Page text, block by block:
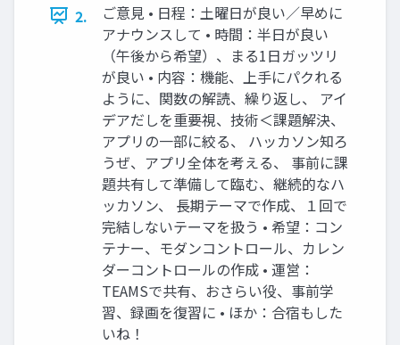
2.
ご意見 • 日程：土曜日が良い／早めに
アナウンスして • 時間：半日が良い
（午後から希望）、まる1日ガッツリ
が良い • 内容：機能、上手にパクれる
ように、関数の解読、繰り返し、 アイ
デアだしを重要視、技術＜課題解決、
アプリの一部に絞る、 ハッカソン知ろ
うぜ、アプリ全体を考える、 事前に課
題共有して準備して臨む、継続的なハ
ッカソン、 長期テーマで作成、１回で
完結しないテーマを扱う • 希望：コン
テナー、モダンコントロール、カレン
ダーコントロールの作成 • 運営：
TEAMSで共有、おさらい役、事前学
習、録画を復習に • ほか：合宿もした
いね！